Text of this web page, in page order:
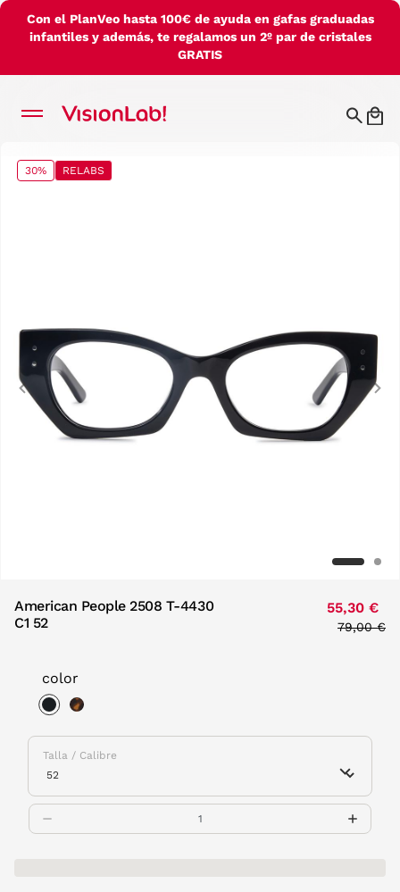
Con el PlanVeo hasta 100€ de ayuda en gafas graduadas
infantiles y además, te regalamos un 2º par de cristales
GRATIS
30% RELABS
Previous
American People 2508 T-4430
C1 52
55,30 €
Price
79,00 €
color
Talla / Calibre